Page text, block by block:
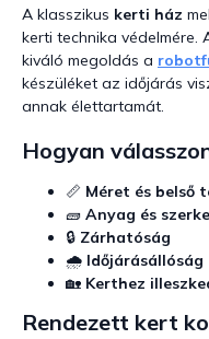
A klasszikus kerti ház
kerti technika
kiváló megoldás a
készüléket az időjárás
annak élettartamát.
Hogyan
📏 Méret és belső
🧱 Anyag és
🔒 Zárhatóság
🌧️ Időjárásállóság
🏡 Kerthez
Rendezett kert